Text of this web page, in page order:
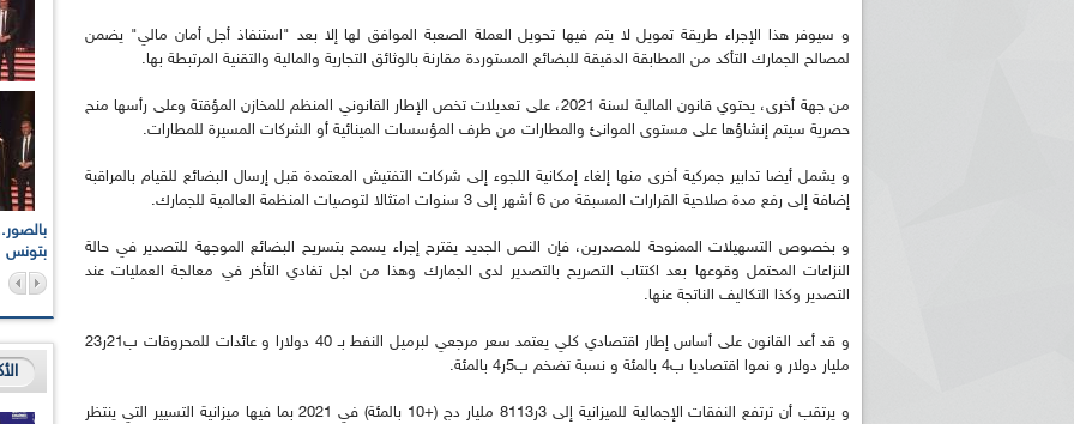
و سيوفر هذا الإجراء طريقة تمويل لا يتم فيها تحويل العملة الصعبة الموافق لها إلا بعد "استنفاذ أجل أمان مالي" يضمن
لمصالح الجمارك التأكد من المطابقة الدقيقة للبضائع المستوردة مقارنة بالوثائق التجارية والمالية والتقنية المرتبطة بها.
من جهة أخرى، يحتوي قانون المالية لسنة 2021، على تعديلات تخص الإطار القانوني المنظم للمخازن المؤقتة وعلى رأسها منح
حصرية سيتم إنشاؤها على مستوى الموانئ والمطارات من طرف المؤسسات المينائية أو الشركات المسيرة للمطارات.
و يشمل أيضا تدابير جمركية أخرى منها إلغاء إمكانية اللجوء إلى شركات التفتيش المعتمدة قبل إرسال البضائع للقيام بالمراقبة
إضافة إلى رفع مدة صلاحية القرارات المسبقة من 6 أشهر إلى 3 سنوات امتثالا لتوصيات المنظمة العالمية للجمارك.
و بخصوص التسهيلات الممنوحة للمصدرين، فإن النص الجديد يقترح إجراء يسمح بتسريح البضائع الموجهة للتصدير في حالة
النزاعات المحتمل وقوعها بعد اكتتاب التصريح بالتصدير لدى الجمارك وهذا من اجل تفادي التأخر في معالجة العمليات عند
التصدير وكذا التكاليف الناتجة عنها.
و قد أعد القانون على أساس إطار اقتصادي كلي يعتمد سعر مرجعي لبرميل النفط بـ 40 دولارا و عائدات للمحروقات ب21ر23
مليار دولار و نموا اقتصاديا ب4 بالمئة و نسبة تضخم ب5ر4 بالمئة.
و يرتقب أن ترتفع النفقات الإجمالية للميزانية إلى 3ر8113 مليار دج (+10 بالمئة) في 2021 بما فيها ميزانية التسيير التي ينتظر
بتونس
17 أكتوبر 1961
حول مرافقة وتغطية الإنتخابات المحلية لـ27 نوفمبر 2021